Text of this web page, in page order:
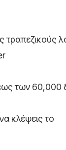
τραπεζικούς
των
κλέψεις το